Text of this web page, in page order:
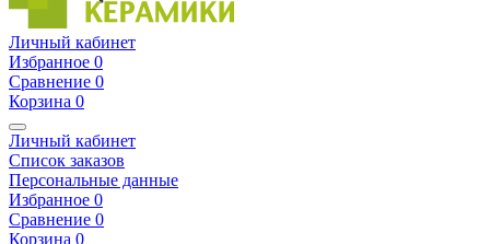
Личный кабинет
Избранное 0
Сравнение 0
Корзина 0
Личный кабинет
Список заказов
Персональные данные
Избранное 0
Сравнение 0
Корзина 0